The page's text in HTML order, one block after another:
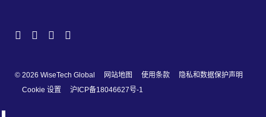
© 2026 WiseTech Global 网站地图 使用条款
隐私和数据保护声明
Cookie 设置
沪ICP备18046627号-1